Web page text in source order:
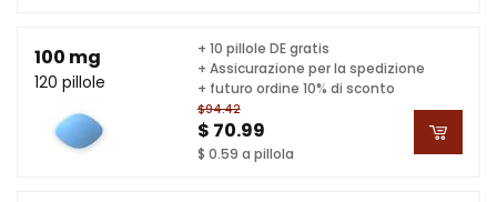
100 mg
120 pillole
$94.42
$ 70.99
$ 0.59 a pillola
+ 10 pillole DE gratis
+ Assicurazione per la spedizione
+ futuro ordine 10% di sconto